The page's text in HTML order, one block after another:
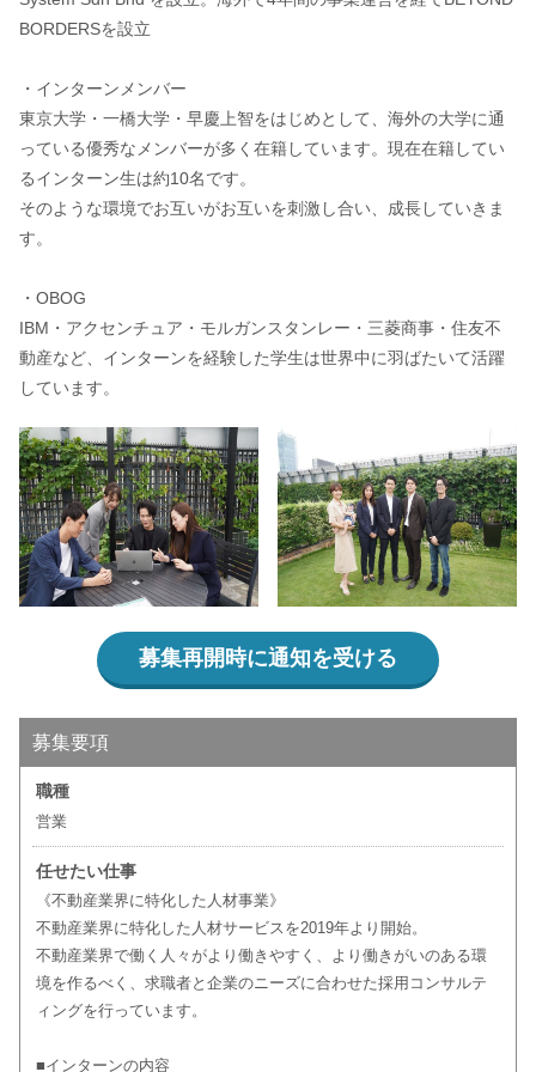
BORDERSを設立
・インターンメンバー
東京大学・一橋大学・早慶上智をはじめとして、海外の大学に通
っている優秀なメンバーが多く在籍しています。現在在籍してい
るインターン生は約10名です。
そのような環境でお互いがお互いを刺激し合い、成長していきま
す。
・OBOG
IBM・アクセンチュア・モルガンスタンレー・三菱商事・住友不
動産など、インターンを経験した学生は世界中に羽ばたいて活躍
しています。
募集再開時に通知を受ける
募集要項
職種
営業
任せたい仕事
《不動産業界に特化した人材事業》
不動産業界に特化した人材サービスを2019年より開始。
不動産業界で働く人々がより働きやすく、より働きがいのある環
境を作るべく、求職者と企業のニーズに合わせた採用コンサルテ
ィングを行っています。
■インターンの内容